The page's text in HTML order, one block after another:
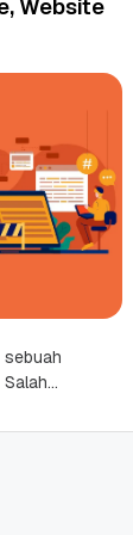
Nov, 2025
Website
nama